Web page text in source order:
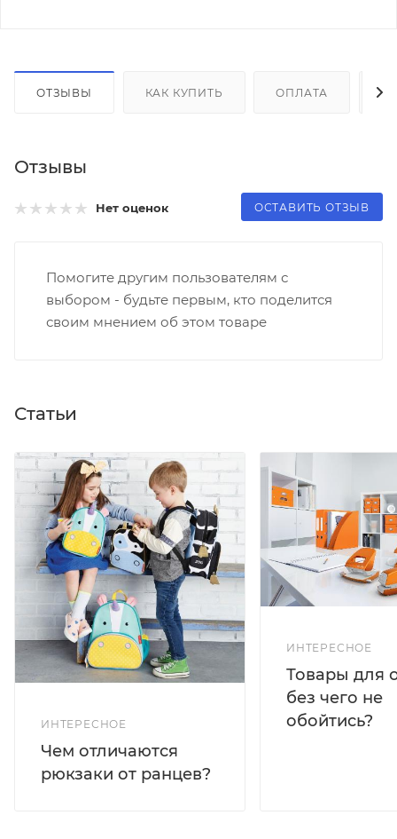
ОТЗЫВЫ КАК КУПИТЬ ОПЛАТА
Отзывы
Нет оценок ОСТАВИТЬ ОТЗЫВ
Помогите другим пользователям с
выбором - будьте первым, кто поделится
своим мнением об этом товаре
Статьи
ИНТЕРЕСНОЕ
Чем отличаются
рюкзаки от ранцев?
ИНТЕРЕСНОЕ
Товары для
без чего не
обойтись?